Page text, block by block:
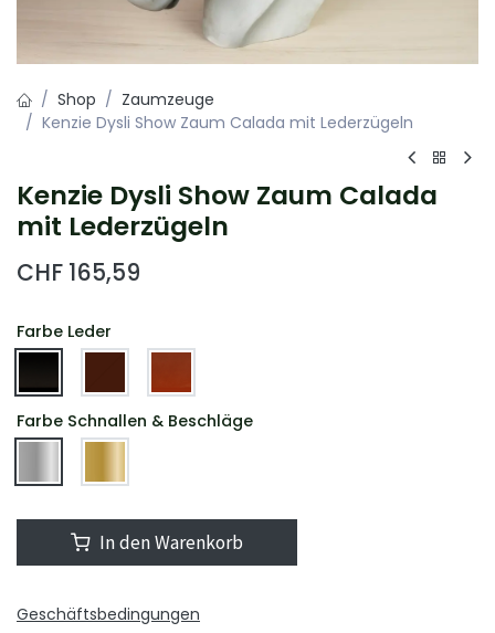
Shop
Zaumzeuge
Kenzie Dysli Show Zaum Calada mit Lederzügeln
Kenzie Dysli Show Zaum Calada
mit Lederzügeln
CHF 165,59
Farbe Leder
Farbe Schnallen & Beschläge
In den Warenkorb
Geschäftsbedingungen